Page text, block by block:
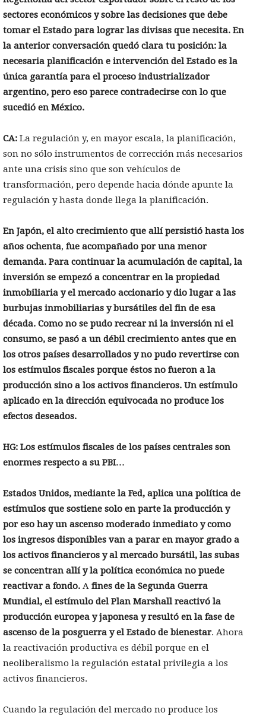
sectores económicos y sobre las decisiones que debe
tomar el Estado para lograr las divisas que necesita. En
la anterior conversación quedó clara tu posición: la
necesaria planificación e intervención del Estado es la
única garantía para el proceso industrializador
argentino, pero eso parece contradecirse con lo que
sucedió en México.
CA: La regulación y, en mayor escala, la planificación,
son no sólo instrumentos de corrección más necesarios
ante una crisis sino que son vehículos de
transformación, pero depende hacia dónde apunte la
regulación y hasta donde llega la planificación.
En Japón, el alto crecimiento que allí persistió hasta los
años ochenta, fue acompañado por una menor
demanda. Para continuar la acumulación de capital, la
inversión se empezó a concentrar en la propiedad
inmobiliaria y el mercado accionario y dio lugar a las
burbujas inmobiliarias y bursátiles del fin de esa
década. Como no se pudo recrear ni la inversión ni el
consumo, se pasó a un débil crecimiento antes que en
los otros países desarrollados y no pudo revertirse con
los estímulos fiscales porque éstos no fueron a la
producción sino a los activos financieros. Un estímulo
aplicado en la dirección equivocada no produce los
efectos deseados.
HG: Los estímulos fiscales de los países centrales son
enormes respecto a su PBI…
Estados Unidos, mediante la Fed, aplica una política de
estímulos que sostiene solo en parte la producción y
por eso hay un ascenso moderado inmediato y como
los ingresos disponibles van a parar en mayor grado a
los activos financieros y al mercado bursátil, las subas
se concentran allí y la política económica no puede
reactivar a fondo. A fines de la Segunda Guerra
Mundial, el estímulo del Plan Marshall reactivó la
producción europea y japonesa y resultó en la fase de
ascenso de la posguerra y el Estado de bienestar. Ahora
la reactivación productiva es débil porque en el
neoliberalismo la regulación estatal privilegia a los
activos financieros.
Cuando la regulación del mercado no produce los